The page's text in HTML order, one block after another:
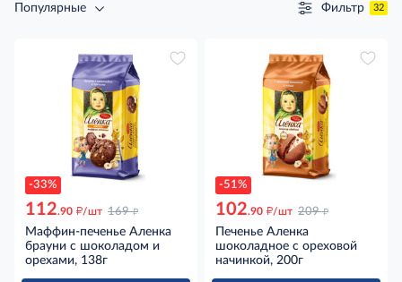
Популярные Фильтр 32
-33%
112.90 д/шт 169 д
Маффин-печенье Аленка
брауни с шоколадом и
орехами, 138г
-51%
102.90 д/шт 209 д
Печенье Аленка
шоколадное с ореховой
начинкой, 200г